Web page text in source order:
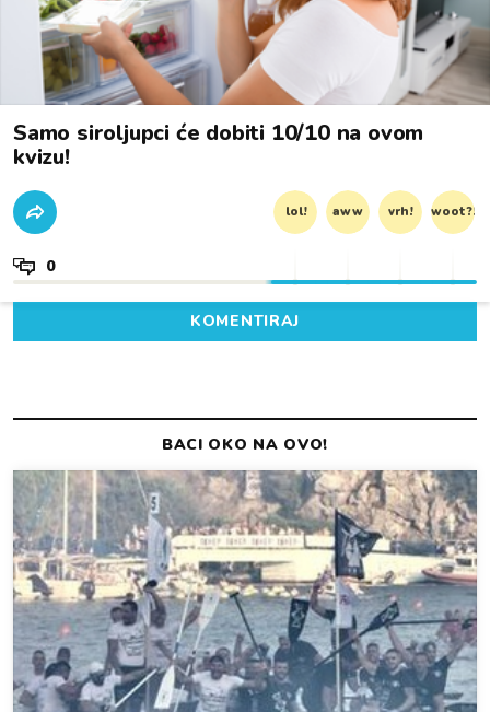
Samo siroljupci će dobiti 10/10 na ovom
kvizu!
lol! aww vrh! woot?!
0
KOMENTIRAJ